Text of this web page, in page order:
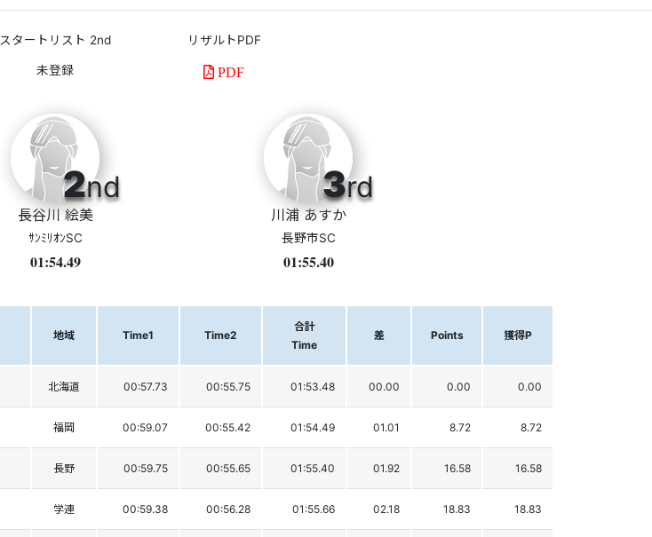
スタートリスト 2nd リザルトPDF
PDF
2nd
長谷川 絵美
ｻﾝﾐﾘｵﾝSC
01:54.49
3rd
川浦 あすか
長野市SC
01:55.40
地域 Time1 Time2
合計
Time
差 Points 獲得P
北海道 00:57.73 00:55.75 01:53.48 00.00 0.00 0.00
福岡 00:59.07 00:55.42 01:54.49 01.01 8.72 8.72
長野 00:59.75 00:55.65 01:55.40 01.92 16.58 16.58
学連 00:59.38 00:56.28 01:55.66 02.18 18.83 18.83